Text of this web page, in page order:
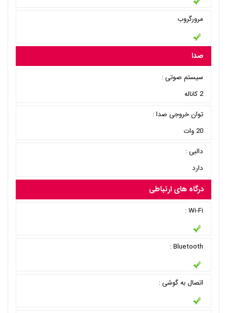
مرورگروب
صدا
سیستم صوتی :
2 کاناله
توان خروجی صدا :
20 وات
دالبی :
دارد
درگاه های ارتباطی
Wi-Fi :
Bluetooth :
اتصال به گوشی :